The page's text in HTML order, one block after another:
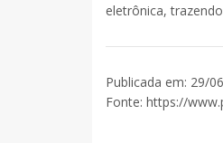
eletrônica,
Publicada em: 29/
Fonte: https://